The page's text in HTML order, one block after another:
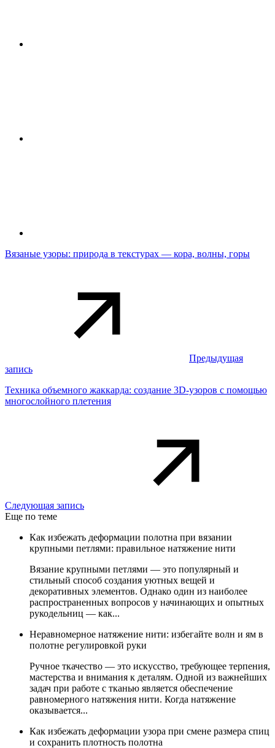
Вязаные узоры: природа в текстурах — кора, волны, горы
Предыдущая
запись
Техника объемного жаккарда: создание 3D-узоров с помощью
многослойного плетения
Следующая запись
Еще по теме
Как избежать деформации полотна при вязании
крупными петлями: правильное натяжение нити
Вязание крупными петлями — это популярный и
стильный способ создания уютных вещей и
декоративных элементов. Однако один из наиболее
распространенных вопросов у начинающих и опытных
рукодельниц — как...
Неравномерное натяжение нити: избегайте волн и ям в
полотне регулировкой руки
Ручное ткачество — это искусство, требующее терпения,
мастерства и внимания к деталям. Одной из важнейших
задач при работе с тканью является обеспечение
равномерного натяжения нити. Когда натяжение
оказывается...
Как избежать деформации узора при смене размера спиц
и сохранить плотность полотна